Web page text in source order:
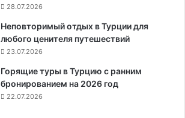
28.07.2026
Неповторимый отдых в Турции для
любого ценителя путешествий
23.07.2026
Горящие туры в Турцию с ранним
бронированием на 2026 год
22.07.2026